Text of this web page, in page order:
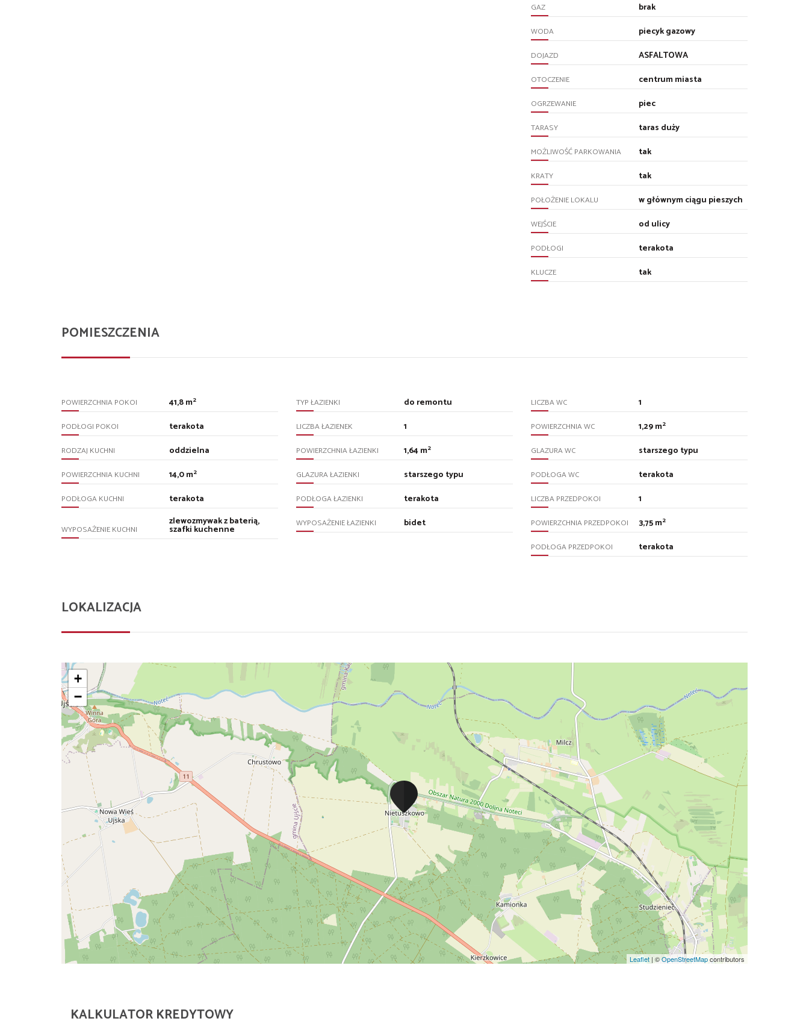
GAZ brak
WODA piecyk gazowy
DOJAZD ASFALTOWA
OTOCZENIE centrum miasta
OGRZEWANIE piec
TARASY taras duży
MOŻLIWOŚĆ PARKOWANIA tak
KRATY tak
POŁOŻENIE LOKALU w głównym ciągu pieszych
WEJŚCIE od ulicy
PODŁOGI terakota
KLUCZE tak
POMIESZCZENIA
POWIERZCHNIA POKOI 41,8 m2
PODŁOGI POKOI terakota
RODZAJ KUCHNI oddzielna
POWIERZCHNIA KUCHNI 14,0 m2
PODŁOGA KUCHNI terakota
WYPOSAŻENIE KUCHNI
zlewozmywak z baterią,
szafki kuchenne
TYP ŁAZIENKI do remontu
LICZBA ŁAZIENEK 1
POWIERZCHNIA ŁAZIENKI 1,64 m2
GLAZURA ŁAZIENKI starszego typu
PODŁOGA ŁAZIENKI terakota
WYPOSAŻENIE ŁAZIENKI bidet
LICZBA WC 1
POWIERZCHNIA WC 1,29 m2
GLAZURA WC starszego typu
PODŁOGA WC terakota
LICZBA PRZEDPOKOI 1
POWIERZCHNIA PRZEDPOKOI 3,75 m2
PODŁOGA PRZEDPOKOI terakota
LOKALIZACJA
+
−
Leaflet | ©OpenStreetMapcontributors
KALKULATOR KREDYTOWY